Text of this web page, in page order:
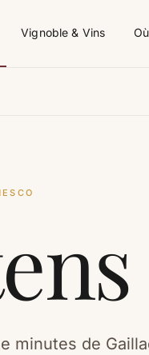
Vignoble & Vins
minutes de